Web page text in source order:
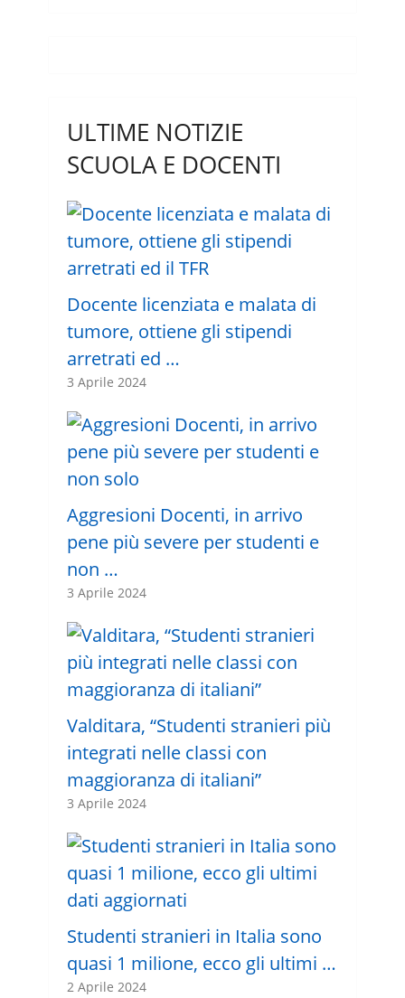
ULTIME NOTIZIE
SCUOLA E DOCENTI
Docente licenziata e malata di
tumore, ottiene gli stipendi
arretrati ed …
3 Aprile 2024
Aggresioni Docenti, in arrivo
pene più severe per studenti e
non …
3 Aprile 2024
Valditara, “Studenti stranieri più
integrati nelle classi con
maggioranza di italiani”
3 Aprile 2024
Studenti stranieri in Italia sono
quasi 1 milione, ecco gli ultimi …
2 Aprile 2024